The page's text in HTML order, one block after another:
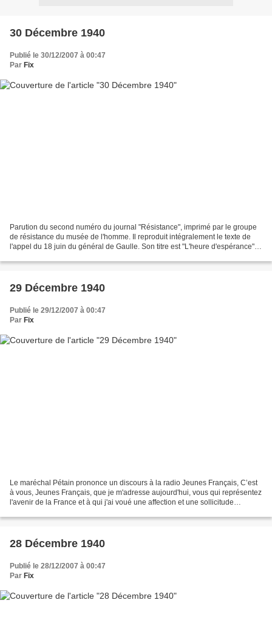
30 Décembre 1940
Publié le 30/12/2007 à 00:47
Par Fix
Parution du second numéro du journal "Résistance", imprimé par le groupe
de résistance du musée de l'homme. Il reproduit intégralement le texte de
l'appel du 18 juin du général de Gaulle. Son titre est "L'heure d'espérance" et
29 Décembre 1940
Publié le 29/12/2007 à 00:47
Par Fix
Le maréchal Pétain prononce un discours à la radio Jeunes Français, C’est
à vous, Jeunes Français, que je m'adresse aujourd'hui, vous qui représentez
l'avenir de la France et à qui j'ai voué une affection et une sollicitude
28 Décembre 1940
Publié le 28/12/2007 à 00:47
Par Fix